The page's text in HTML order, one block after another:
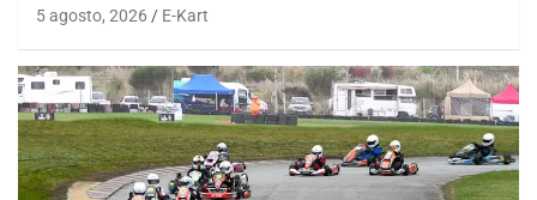
5 agosto, 2026 E-Kart